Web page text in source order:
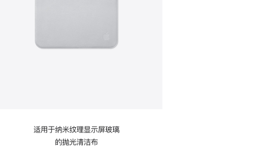
适用于纳米纹理显示屏玻璃
的抛光清洁布